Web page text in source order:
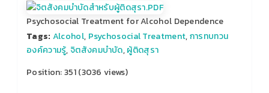
Psychosocial Treatment for Alcohol Dependence
Tags: Alcohol, Psychosocial Treatment,การทบทวน
องค์ความรู้,จิตสังคมบำบัด,ผู้ติดสุรา
Position:351(3036 views)